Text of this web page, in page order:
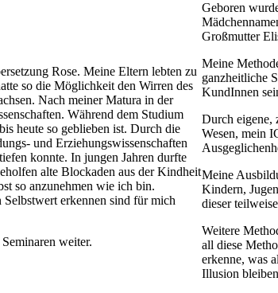
Geboren
Großmutter
Meine
ganzheitliche
KundInnen
Durch eigene,
Wesen, mein
Meine
Kindern,
dieser
Weitere
all diese
erkenne, was
Illusion
Rose. Meine Eltern lebten zu
so die Möglichkeit den Wirren des
Nach meiner Matura in der
Während dem Studium
heute so geblieben ist. Durch die
und Erziehungswissenschaften
konnte. In jungen Jahren durfte
alte Blockaden aus der Kindheit
so anzunehmen wie ich bin.
Selbstwert erkennen sind für mich
weiter.